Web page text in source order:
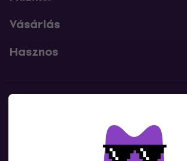
Vásárlás
Hasznos
Lépj kapcsolatba velünk